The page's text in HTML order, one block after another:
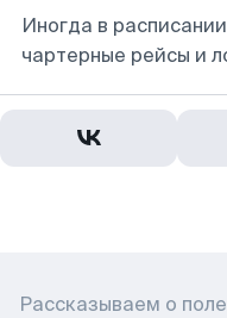
Иногда в
чартерные рейсы и
Рассказываем о